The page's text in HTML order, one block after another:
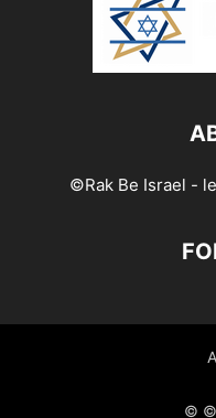
©Rak Be Israel -
©